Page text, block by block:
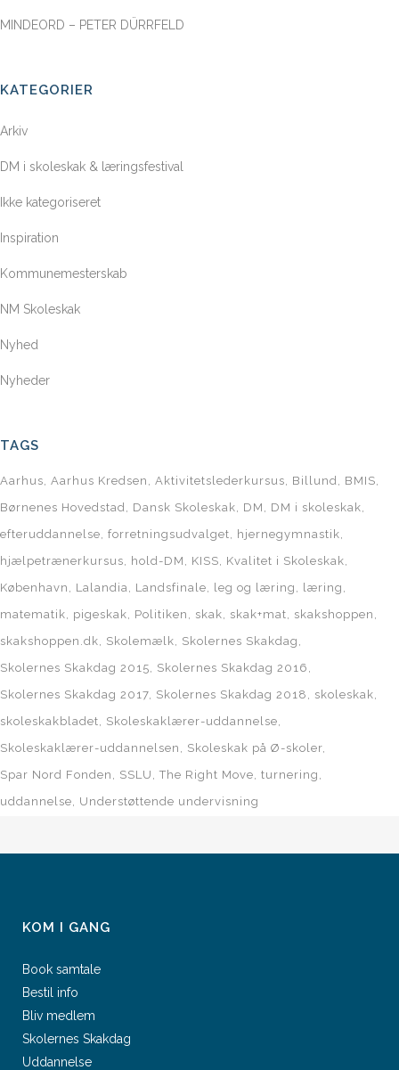
MINDEORD – PETER DÜRRFELD
KATEGORIER
Arkiv
DM i skoleskak & læringsfestival
Ikke kategoriseret
Inspiration
Kommunemesterskab
NM Skoleskak
Nyhed
Nyheder
TAGS
Aarhus Aarhus Kredsen Aktivitetslederkursus Billund
BMIS
Børnenes Hovedstad
Dansk Skoleskak DM
DM i skoleskak
efteruddannelse forretningsudvalget
hjernegymnastik
hjælpetrænerkursus
hold-DM KISS
Kvalitet i Skoleskak
København
Lalandia Landsfinale leg og læring
læring
matematik
pigeskak Politiken skak skak+mat
skakshoppen
skakshoppen.dk
Skolemælk
Skolernes Skakdag
Skolernes Skakdag 2015
Skolernes Skakdag 2016
Skolernes Skakdag 2017 Skolernes Skakdag 2018
skoleskak
skoleskakbladet
Skoleskaklærer-uddannelse
Skoleskaklærer-uddannelsen
Skoleskak på Ø-skoler
Spar Nord Fonden
SSLU The Right Move turnering
uddannelse
Understøttende undervisning
KOM I GANG
Book samtale
Bestil info
Bliv medlem
Skolernes Skakdag
Uddannelse